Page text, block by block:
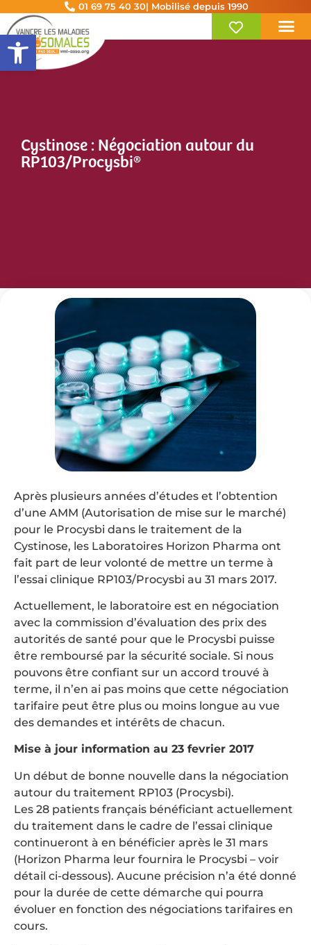
Ouvrir la barre d’outils
01 69 75 40 30| Mobilisé depuis 1990
Cystinose : Négociation autour du
RP103/Procysbi®
Après plusieurs années d’études et l’obtention
d’une AMM (Autorisation de mise sur le marché)
pour le Procysbi dans le traitement de la
Cystinose, les Laboratoires Horizon Pharma ont
fait part de leur volonté de mettre un terme à
l’essai clinique RP103/Procysbi au 31 mars 2017.
Actuellement, le laboratoire est en négociation
avec la commission d’évaluation des prix des
autorités de santé pour que le Procysbi puisse
être remboursé par la sécurité sociale. Si nous
pouvons être confiant sur un accord trouvé à
terme, il n’en ai pas moins que cette négociation
tarifaire peut être plus ou moins longue au vue
des demandes et intérêts de chacun.
Mise à jour information au 23 fevrier 2017
Un début de bonne nouvelle dans la négociation
autour du traitement RP103 (Procysbi).
Les 28 patients français bénéficiant actuellement
du traitement dans le cadre de l’essai clinique
continueront à en bénéficier après le 31 mars
(Horizon Pharma leur fournira le Procysbi – voir
détail ci-dessous). Aucune précision n’a été donné
pour la durée de cette démarche qui pourra
évoluer en fonction des négociations tarifaires en
cours.